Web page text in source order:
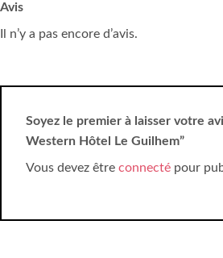
Avis
Il n’y a pas encore d’avis.
Soyez le premier à laisser votre
Western Hôtel Le Guilhem”
Vous devez être connecté pour